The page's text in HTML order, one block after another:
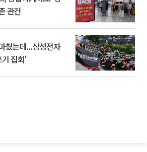
관건
쳤는데...삼성전자
집회'